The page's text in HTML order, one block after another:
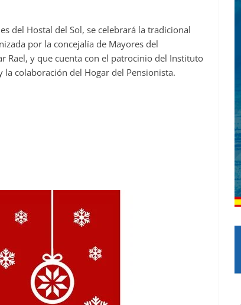
del Hostal del Sol, se celebrará la tradicional
por la concejalía de Mayores del
Rael, y que cuenta con el patrocinio del Instituto
colaboración del Hogar del Pensionista.